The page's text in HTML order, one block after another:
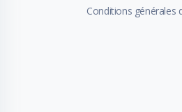
Conditions générales